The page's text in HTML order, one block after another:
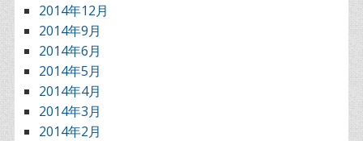
2014年12月
2014年9月
2014年6月
2014年5月
2014年4月
2014年3月
2014年2月